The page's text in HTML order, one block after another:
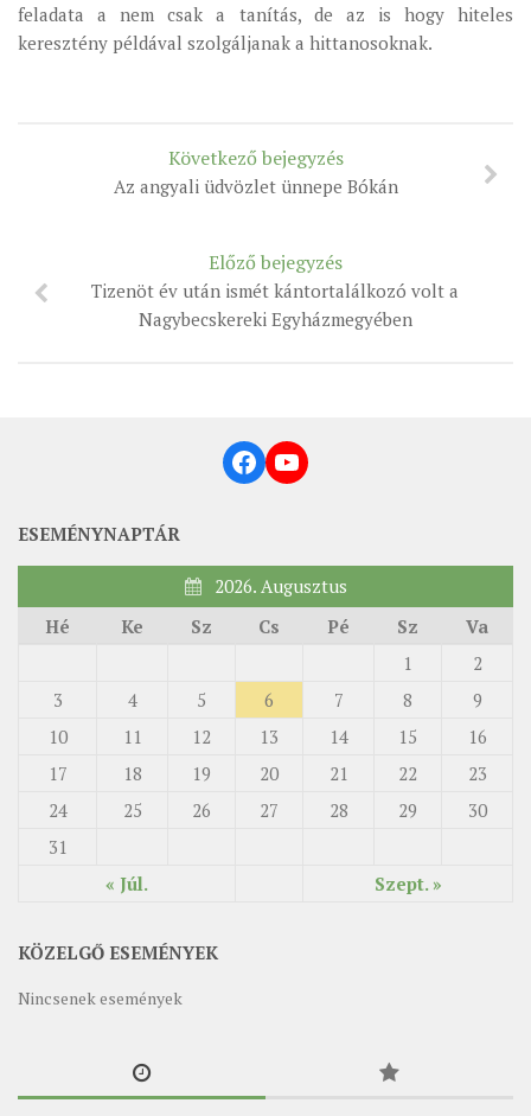
feladata a nem csak a tanítás, de az is hogy hiteles
keresztény példával szolgáljanak a hittanosoknak.
Következő bejegyzés
Az angyali üdvözlet ünnepe Bókán
Előző bejegyzés
Tizenöt év után ismét kántortalálkozó volt a
Nagybecskereki Egyházmegyében
Facebook
YouTube
ESEMÉNYNAPTÁR
2026. Augusztus
Hé
Ke Sz Cs Pé Sz Va
« Júl. Szept. »
1
2
3
4 5 6 7 8
9
10
11 12 13 14 15
16
17
18 19 20 21 22
23
24
25 26 27 28 29
30
31
KÖZELGŐ ESEMÉNYEK
Nincsenek események